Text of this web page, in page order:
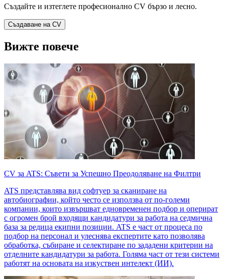
Създайте и изтеглете професионално CV бързо и лесно.
Създаване на CV
Вижте повече
CV за ATS: Съвети за Успешно Преодоляване на Филтри
ATS представлява вид софтуер за сканиране на
автобиографии, който често се използва от по-големи
компании, които извършват едновременен подбор и оперират
с огромен брой входящи кандидатури за работа на седмична
база за редица екипни позиции. ATS е част от процеса по
подбор на персонал и улеснява експертите като позволява
обработка, събиране и селектиране по зададени критерии на
отделните кандидатури за работа. Голяма част от тези системи
работят на основата на изкуствен интелект (ИИ).